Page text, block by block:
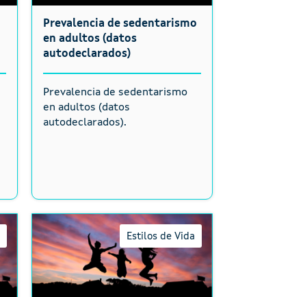
Prevalencia de sedentarismo
en adultos (datos
autodeclarados)
Prevalencia de sedentarismo
en adultos (datos
autodeclarados).
Estilos de Vida